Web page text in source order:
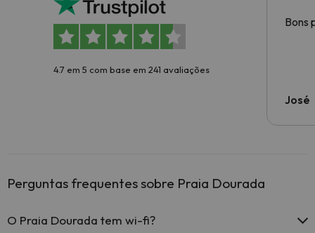
4.7 em 5 com base em 241 avaliações
Bons
José
Perguntas frequentes sobre Praia Dourada
O Praia Dourada tem wi-fi?